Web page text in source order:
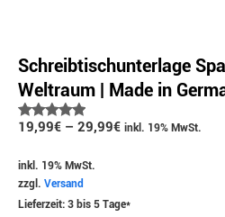
Schreibtischunterlage
Weltraum | Made in
Bewertet
mit
19,99€ – 29,99€ inkl. 19% MwSt.
inkl. 19% MwSt.
zzgl. Versand
Lieferzeit: 3 bis 5 Tage*